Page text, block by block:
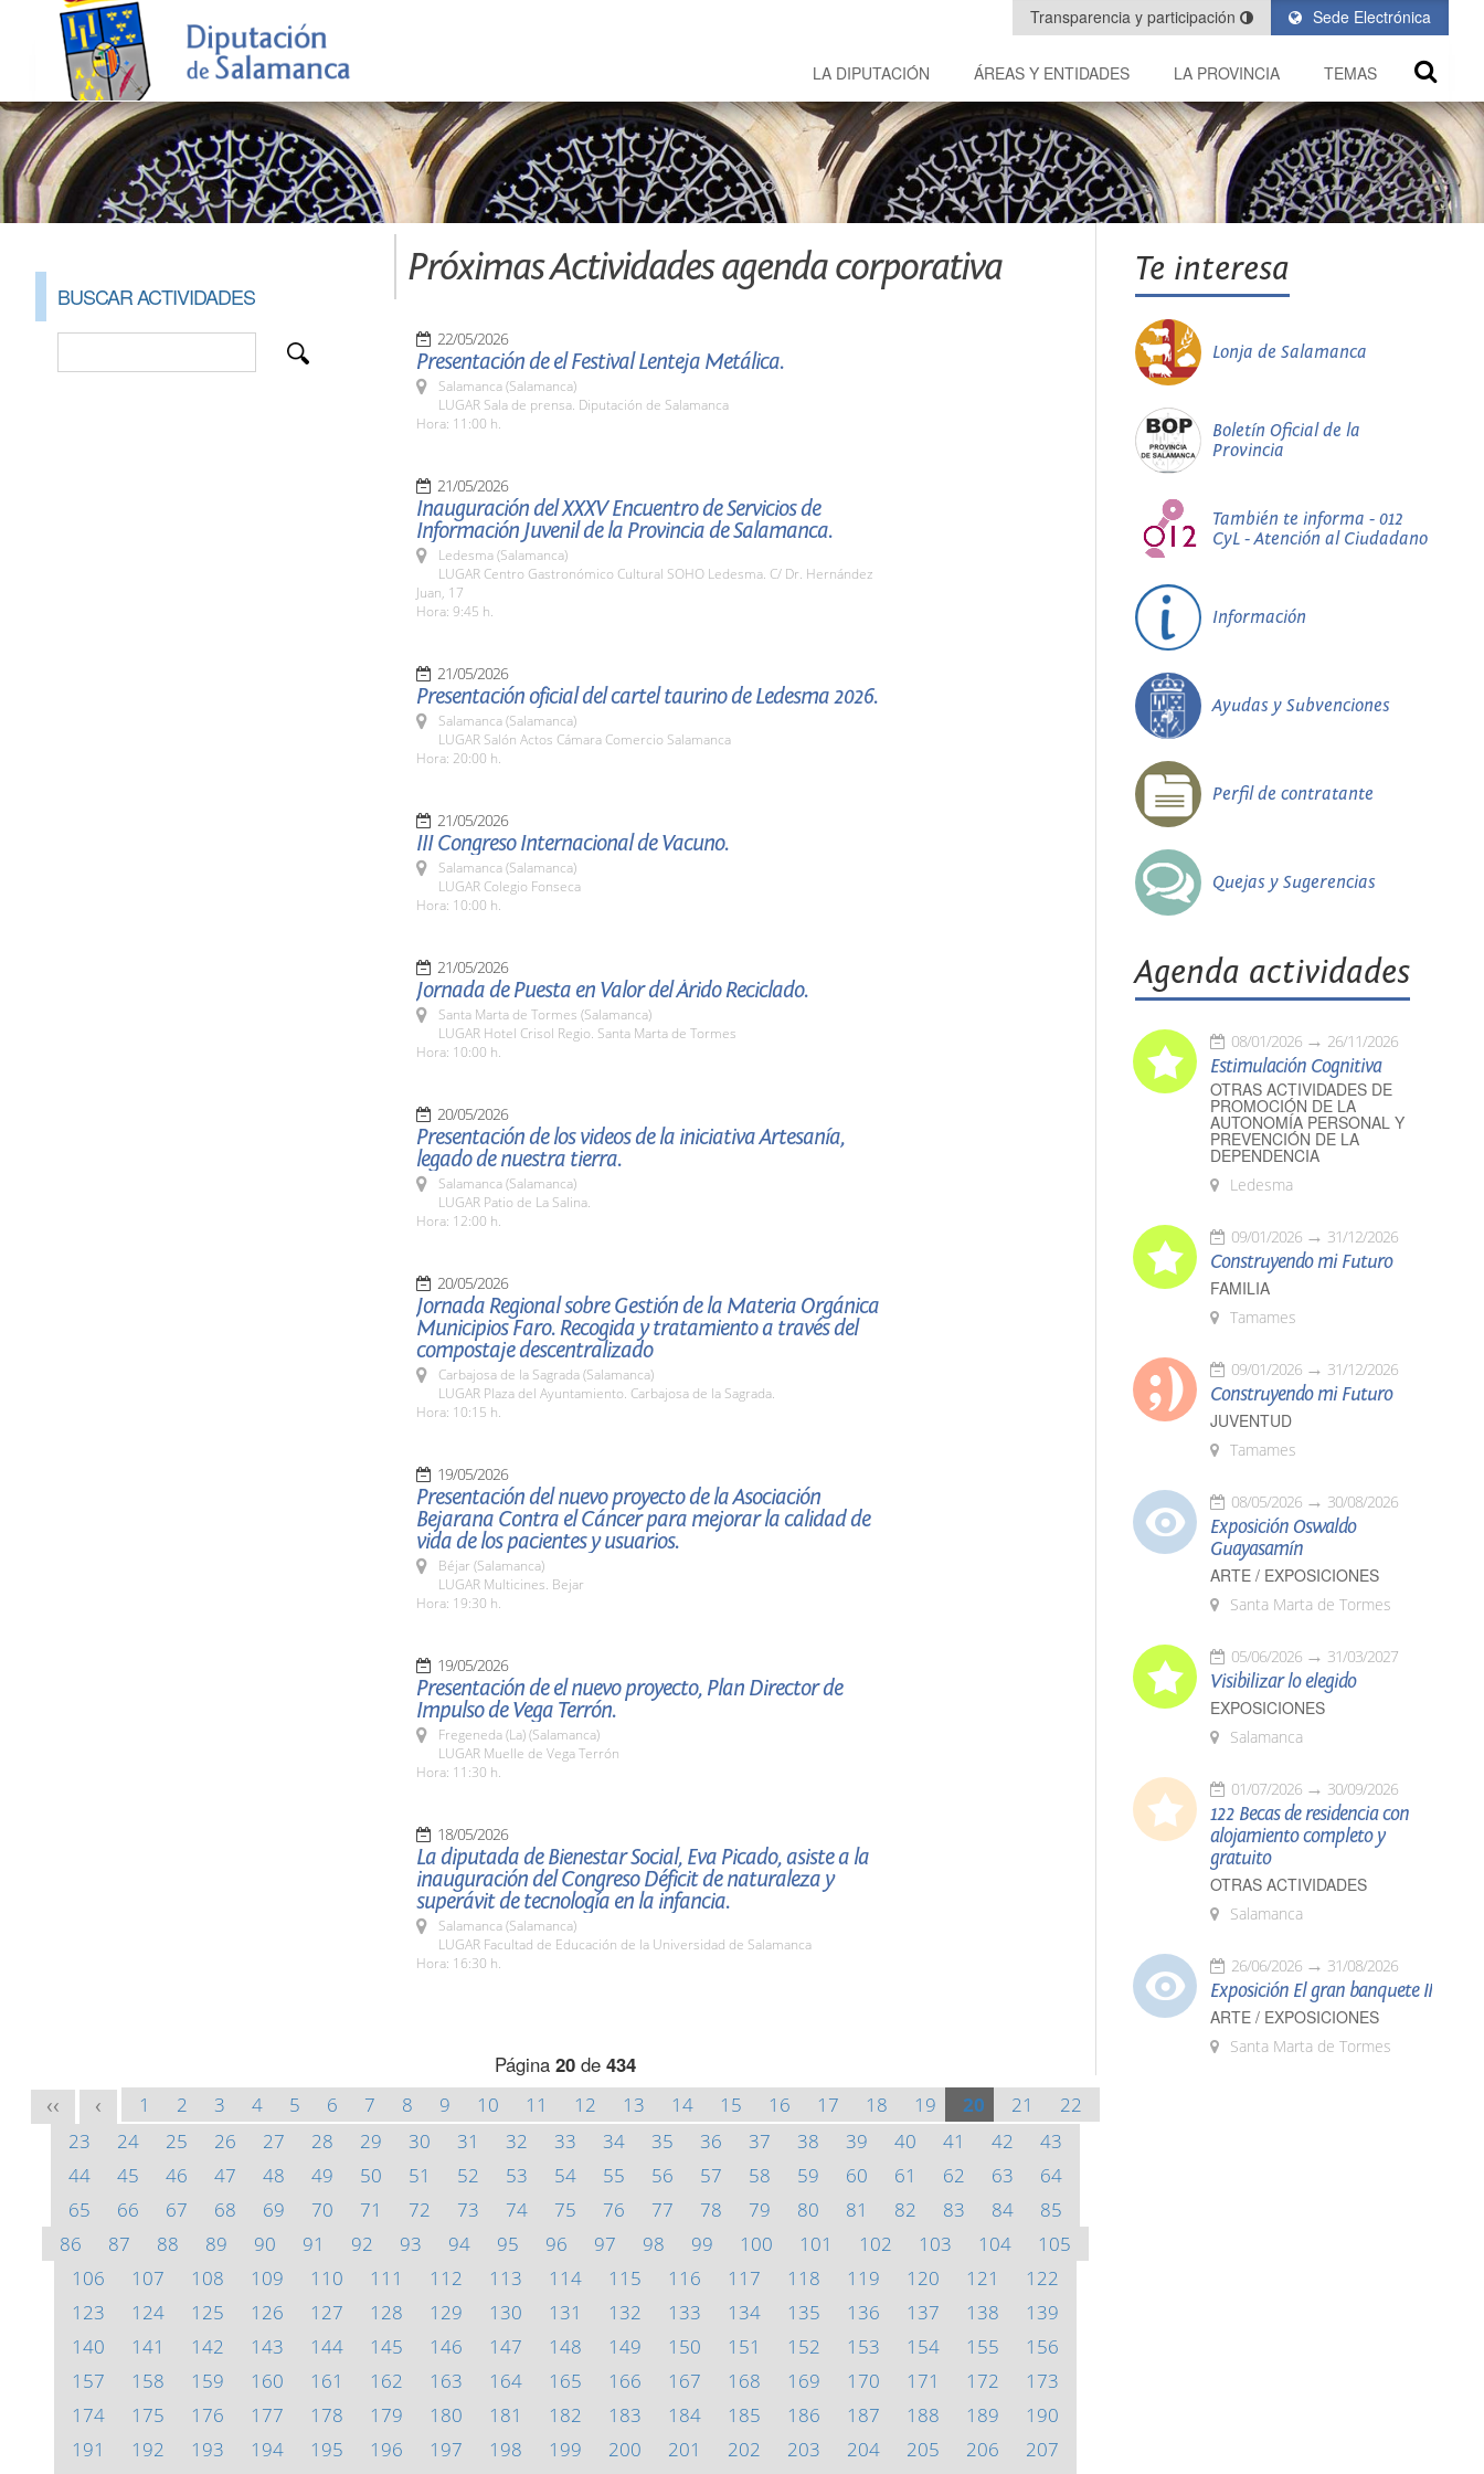
Sede Electrónica
Transparencia y participación
LA DIPUTACIÓN ÁREAS Y ENTIDADES LA PROVINCIA TEMAS
BUSCAR ACTIVIDADES
Próximas Actividades agenda corporativa
22/05/2026
Presentación de el Festival Lenteja Metálica.
Salamanca (Salamanca)
LUGAR Sala de prensa. Diputación de Salamanca
Hora: 11:00 h.
21/05/2026
Inauguración del XXXV Encuentro de Servicios de
Información Juvenil de la Provincia de Salamanca.
Ledesma (Salamanca)
LUGAR Centro Gastronómico Cultural SOHO Ledesma. C/ Dr. Hernández
Juan, 17
Hora: 9:45 h.
21/05/2026
Presentación oficial del cartel taurino de Ledesma 2026.
Salamanca (Salamanca)
LUGAR Salón Actos Cámara Comercio Salamanca
Hora: 20:00 h.
21/05/2026
III Congreso Internacional de Vacuno.
Salamanca (Salamanca)
LUGAR Colegio Fonseca
Hora: 10:00 h.
21/05/2026
Jornada de Puesta en Valor del Árido Reciclado.
Santa Marta de Tormes (Salamanca)
LUGAR Hotel Crisol Regio. Santa Marta de Tormes
Hora: 10:00 h.
20/05/2026
Presentación de los videos de la iniciativa Artesanía,
legado de nuestra tierra.
Salamanca (Salamanca)
LUGAR Patio de La Salina.
Hora: 12:00 h.
20/05/2026
Jornada Regional sobre Gestión de la Materia Orgánica
Municipios Faro. Recogida y tratamiento a través del
compostaje descentralizado
Carbajosa de la Sagrada (Salamanca)
LUGAR Plaza del Ayuntamiento. Carbajosa de la Sagrada.
Hora: 10:15 h.
19/05/2026
Presentación del nuevo proyecto de la Asociación
Bejarana Contra el Cáncer para mejorar la calidad de
vida de los pacientes y usuarios.
Béjar (Salamanca)
LUGAR Multicines. Bejar
Hora: 19:30 h.
19/05/2026
Presentación de el nuevo proyecto, Plan Director de
Impulso de Vega Terrón.
Fregeneda (La) (Salamanca)
LUGAR Muelle de Vega Terrón
Hora: 11:30 h.
18/05/2026
La diputada de Bienestar Social, Eva Picado, asiste a la
inauguración del Congreso Déficit de naturaleza y
superávit de tecnología en la infancia.
Salamanca (Salamanca)
LUGAR Facultad de Educación de la Universidad de Salamanca
Hora: 16:30 h.
Página 20 de 434
<< < 1 2 3 4 5 6 7 8 9 10 11 12 13 14 15 16 17 18 19 20 21
22
23
24 25 26 27 28 29 30 31 32 33 34 35 36 37 38 39 40 41 42
43
44
45 46 47 48 49 50 51 52 53 54 55 56 57 58 59 60 61 62 63
64
65
66 67 68 69 70 71 72 73 74 75 76 77 78 79 80 81 82 83 84
85
86
87 88 89 90 91 92 93 94 95 96 97 98 99 100 101 102 103 104
105
106
107 108 109 110 111 112 113 114 115 116 117 118 119 120 121
122
123
124 125 126 127 128 129 130 131 132 133 134 135 136 137 138
139
140
141 142 143 144 145 146 147 148 149 150 151 152 153 154 155
156
157
158 159 160 161 162 163 164 165 166 167 168 169 170 171 172
173
174
175 176 177 178 179 180 181 182 183 184 185 186 187 188 189
190
191
192 193 194 195 196 197 198 199 200 201 202 203 204 205 206
207
Te interesa
Lonja de Salamanca
Boletín Oficial de la
Provincia
También te informa - 012
CyL - Atención al Ciudadano
Información
Ayudas y Subvenciones
Perfil de contratante
Quejas y Sugerencias
Agenda actividades
08/01/2026 26/11/2026
Estimulación Cognitiva
OTRAS ACTIVIDADES DE
PROMOCIÓN DE LA
AUTONOMÍA PERSONAL Y
PREVENCIÓN DE LA
DEPENDENCIA
Ledesma
09/01/2026 31/12/2026
Construyendo mi Futuro
FAMILIA
Tamames
09/01/2026 31/12/2026
Construyendo mi Futuro
JUVENTUD
Tamames
08/05/2026 30/08/2026
Exposición Oswaldo
Guayasamín
ARTE / EXPOSICIONES
Santa Marta de Tormes
05/06/2026 31/03/2027
Visibilizar lo elegido
EXPOSICIONES
Salamanca
01/07/2026 30/09/2026
122 Becas de residencia con
alojamiento completo y
gratuito
OTRAS ACTIVIDADES
Salamanca
26/06/2026 31/08/2026
Exposición El gran banquete II
ARTE / EXPOSICIONES
Santa Marta de Tormes